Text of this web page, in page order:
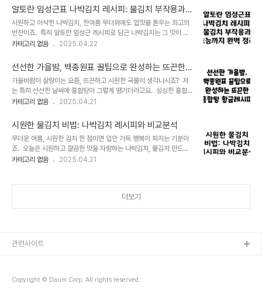
고 이야기합니다. 단순히 횟수를 채우는..
제 동그랑땡 속 만들기까지, 자세한 레시피와 함께 알려드릴게요! 하
트 맛살전 만들기 맛살을 활용해서 쉽고 귀엽게 만들 수 있는 하트 맛
살전은 아이들이 특히 좋아할 거예요. 냉동 맛살을 사용하면 더욱 간편
하게 만들 수 있다는 장점이 있죠. 재료 준비도 간단하고, 모양만 예쁘
게 찍어내면 되니까, 요리 초보자도 쉽게 도전할 수 있어요. 하트 모양
맛과 고소한 기름에 ..
알토란 임성근표 나박김치 레시피: 물김치 부작용과
효능까지 완벽 정리
시원하고 아삭한 나박김치, 한여름 무더위에도 입맛을 돋우는 최고의
반찬이죠. 특히 알토란 임성근 레시피로 담근 나박김치는 그 맛이 더
욱 특별하다고 합니다. 오늘은 집에서도 쉽게 따라 할 수 있는 나박김
름을 보내보자구요! 나박김치 재료 준비하기 맛있는 나박김치를 만들
기 위한 첫 번째 단계는 신선하고 좋은 재료를 준비하는 것이라고 생각
합니다. 무, 배추, 쪽파 등 주요 재료는 신선도를 꼼꼼하게 확인해야
해요. 무는 단단하고 흠집이 없는 것을 고르고, 배추는 겉잎을 제거하
고 속잎만 사용하는 것이 좋습니다. 쪽파는 싱싱하고 푸른 잎을 가진
는 껍질을 깨끗하게 씻어 ..
카테고리 없음 2025.04.22
선선한 가을밤, 백종원표 꿀팁으로 완성하는 뜨끈한
홍합탕 황금레시피
가을바람이 살랑이는 요즘, 뜨끈하고 시원한 국물이 생각나시죠? 저
는 특히 선선한 날씨에 홍합탕이 그렇게 땡기더라고요. 싱싱한 홍합의
풍미와 얼큰한 국물은 쌀쌀한 날씨에 몸을 녹이고 기분까지 좋아지게
하여 누구나 쉽게 따라 할 수 있는, 맛있고 시원한 홍합탕 황금 레시피
를 공개하려고 합니다. 재료 준비부터 조리 과정까지 자세하게 설명해
드릴 테니, 집에서 간편하게 맛있는 홍합탕을 끓여 드세요! 홍합 손질,
어떻게 하면 잘 할까요? 싱싱한 홍합을 고르는 것부터 시작해야겠
죠? 홍합을 고를 때는 껍데기가 단단하고, 꽉 닫혀 있는 것을 선택해
카테고리 없음 2025.04.21
시원한 물김치 비법: 나박김치 레시피와 비교분석
무더운 여름, 시원한 김치 한 점이면 입안 가득 행복이 퍼지는 기분이
죠. 오늘은 시원하고 깔끔한 맛을 자랑하는 나박김치, 물김치 만드는
방법을 알려드릴게요. 재료 손질부터 숙성까지, 하나하나 친절하게 설
배추는 겉잎이 싱싱하고 속잎이 노랗지 않은 것을 선택하세요. 무는 껍
르면 숨이 죽을 ..
카테고리 없음 2025.04.21
더보기
Copyright © Daum Corp. All rights reserved.
관련사이트